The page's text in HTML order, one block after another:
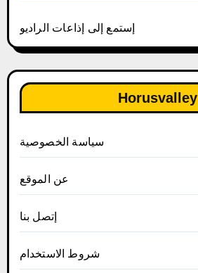
إستمع إلى إذاعات الراديو
Horusvalley
سياسة الخصوصية
عن الموقع
إتصل بنا
شروط الاستخدام